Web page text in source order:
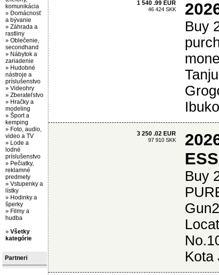
komunikácia
» Domácnosť
a bývanie
» Záhrada a
rastliny
» Oblečenie,
secondhand
» Nábytok a
zariadenie
» Hudobné
nástroje a
príslušenstvo
» Videohry
» Zberateľstvo
» Hračky a
modeling
» Šport a
kemping
» Foto, audio,
video a TV
» Lode a
lodné
príslušenstvo
» Pečiatky,
reklamné
predmety
» Vstupenky a
lístky
» Hodinky a
šperky
» Filmy a
hudba
» Všetky
kategórie
Partneri
1 540 .99 EUR
46 424 SKK
Buy
3 250 .02 EUR
97 910 SKK
Buy
Kota